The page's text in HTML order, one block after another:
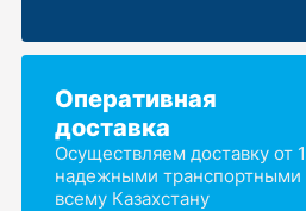
Оперативная
доставка
Осуществляем доставку от
надежными
всему Казахстану